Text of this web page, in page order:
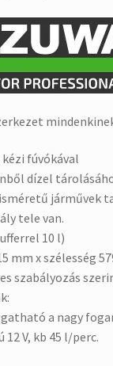
fúvókával
dízel
járművek
tele van.
10 l)
mm x szélesség
szabályozás
a nagy
V, kb 45 l/perc.